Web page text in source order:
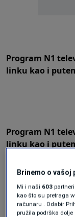
Program N1
linku kao i
Program N1
linku kao i
Više tema
NOVI DAN
Brinemo o
Mi i naši 603
kao što su pretraga
računaru . Odabir
pružila podrška